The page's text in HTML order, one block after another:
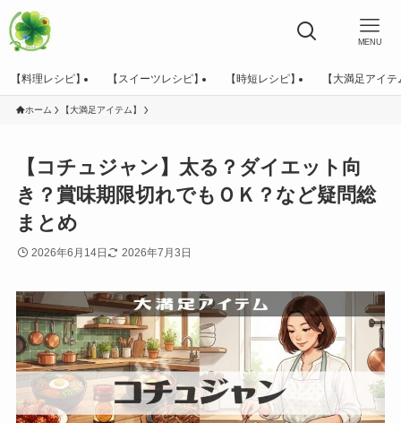
MENU
【料理レシピ】 【スイーツレシピ】 【時短レシピ】 【大満足アイテ
ホーム 【大満足アイテム】
【コチュジャン】太る？ダイエット向
き？賞味期限切れでもＯＫ？など疑問総
まとめ
2026年6月14日 2026年7月3日